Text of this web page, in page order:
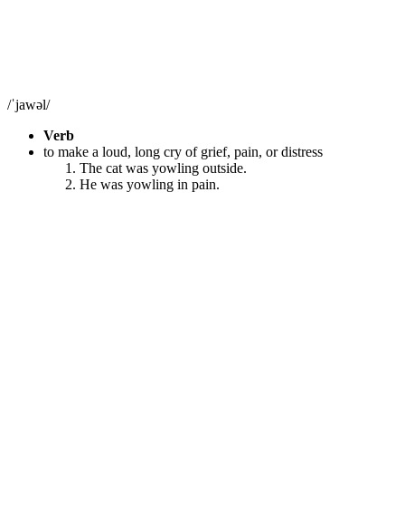
/ˈjawəl/
Verb
to make a loud, long cry of grief, pain, or distress
The cat was yowling outside.
He was yowling in pain.